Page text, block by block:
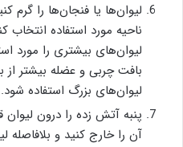
لیوان‌ها یا فنجان‌ها را
ناحیه مورد استفاده
لیوان‌های بیشتری را مورد
بافت چربی و عضله بیشتر از
لیوان‌های بزرگ استفاده شود.
پنبه آتش زده را درون
آن را خارج کنید و بلافاصله